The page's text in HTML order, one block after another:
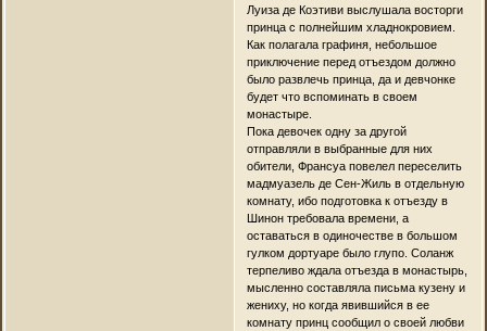
Луиза де Коэтиви выслушала восторги
принца с полнейшим хладнокровием.
Как полагала графиня, небольшое
приключение перед отъездом должно
было развлечь принца, да и девчонке
будет что вспоминать в своем
монастыре.
Пока девочек одну за другой
отправляли в выбранные для них
обители, Франсуа повелел переселить
мадмуазель де Сен-Жиль в отдельную
комнату, ибо подготовка к отъезду в
Шинон требовала времени, а
оставаться в одиночестве в большом
гулком дортуаре было глупо. Соланж
терпеливо ждала отъезда в монастырь,
мысленно составляла письма кузену и
жениху, но когда явившийся в ее
комнату принц сообщил о своей любви